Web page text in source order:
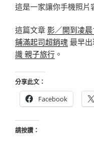
這是一家讓你手機照片
這篇文章影／開到凌
鋪滿起司超銷魂 最早
識 親子旅行 。
分享此文：
Facebook
請按讚：